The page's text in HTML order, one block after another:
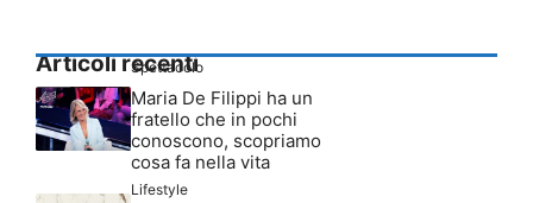
Articoli recenti
Spettacolo
Maria De Filippi ha un
fratello che in pochi
conoscono, scopriamo
cosa fa nella vita
Lifestyle